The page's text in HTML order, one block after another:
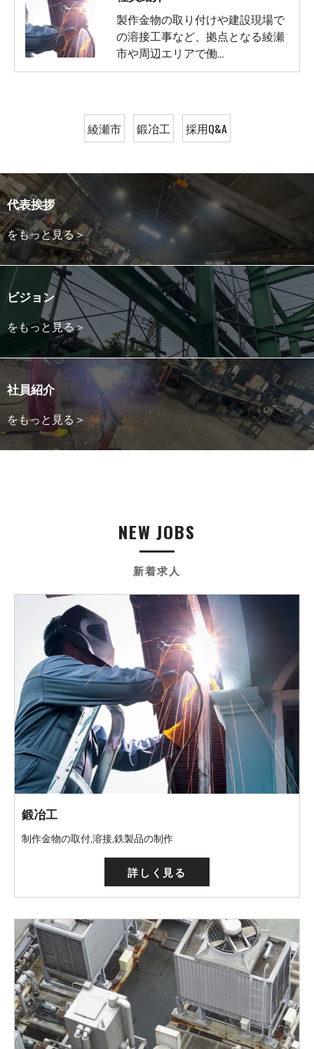
製作金物の取り付けや建設現場で
の溶接工事など、拠点となる綾瀬
市や周辺エリアで働…
綾瀬市 鍛冶工 採用Q&A
代表挨拶
をもっと見る＞
ビジョン
をもっと見る＞
社員紹介
をもっと見る＞
新着求人
NEW JOBS
鍛冶工
制作金物の取付,溶接,鉄製品の制作
詳しく見る